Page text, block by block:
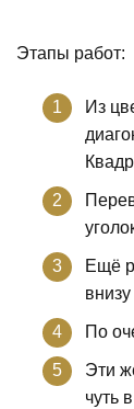
Этапы работ:
Из
Ещё
По
Эти
чуть